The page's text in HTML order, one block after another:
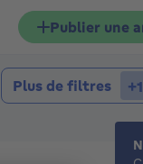
Publier une
Plus de filtres +1